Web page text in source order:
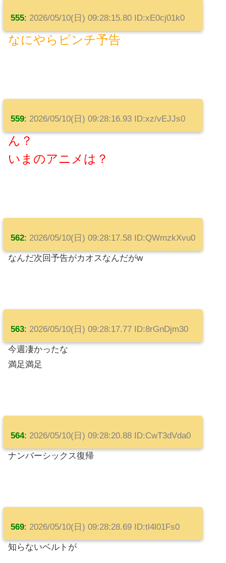
555: 2026/05/10(日) 09:28:15.80 ID:xE0cj01k0
なにやらピンチ予告
559: 2026/05/10(日) 09:28:16.93 ID:xz/vEJJs0
ん？
いまのアニメは？
562: 2026/05/10(日) 09:28:17.58 ID:QWmzkXvu0
なんだ次回予告がカオスなんだがw
563: 2026/05/10(日) 09:28:17.77 ID:8rGnDjm30
今週凄かったな
満足満足
564: 2026/05/10(日) 09:28:20.88 ID:CwT3dVda0
ナンバーシックス復帰
569: 2026/05/10(日) 09:28:28.69 ID:tl4l01Fs0
知らないベルトが